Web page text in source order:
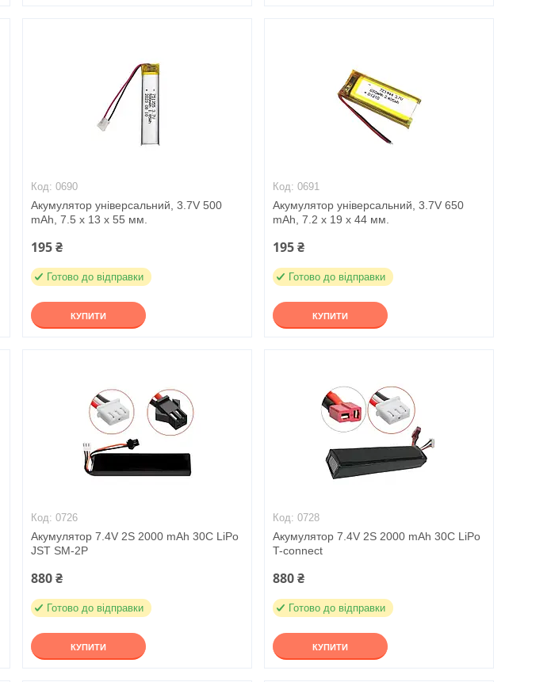
0690
Акумулятор універсальний, 3.7V 500
mAh, 7.5 x 13 x 55 мм.
195 ₴
Готово до відправки
КУПИТИ
0691
Акумулятор універсальний, 3.7V 650
mAh, 7.2 x 19 x 44 мм.
195 ₴
Готово до відправки
КУПИТИ
0726
Акумулятор 7.4V 2S 2000 mAh 30C LiPo
JST SM-2P
880 ₴
Готово до відправки
КУПИТИ
0728
Акумулятор 7.4V 2S 2000 mAh 30C LiPo
T-connect
880 ₴
Готово до відправки
КУПИТИ